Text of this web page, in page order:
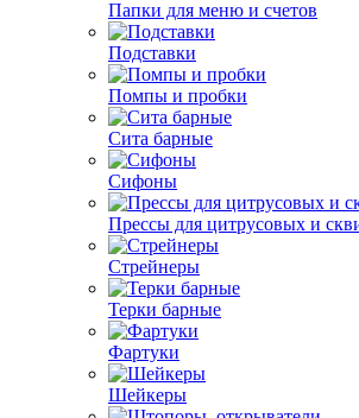
Папки для меню и счетов
Подставки
Помпы и пробки
Сита барные
Сифоны
Прессы для цитрусовых и
Стрейнеры
Терки барные
Фартуки
Шейкеры